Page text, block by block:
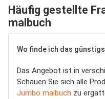
Häufig gestellte
malbuch
Wo finde ich das
Das Angebot ist in
Schauen Sie sich alle
Jumbo malbuch zu